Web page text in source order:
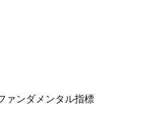
ァンダメンタル指標